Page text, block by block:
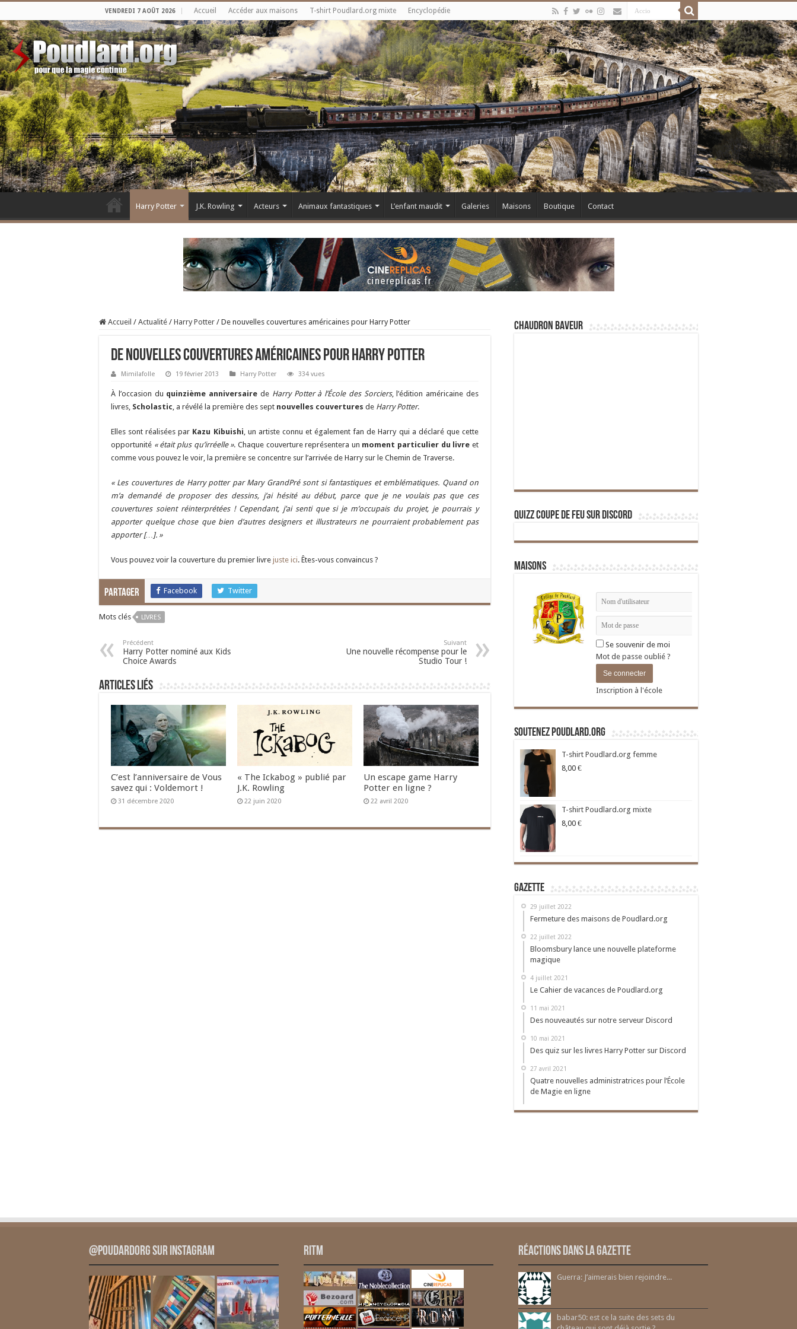
VENDREDI 7 AOÛT 2026 Accueil Accéder aux maisons T-shirt Poudlard.org mixte Encyclopédie
Harry Potter J.K. Rowling Acteurs Animaux fantastiques L’enfant maudit Galeries Maisons Boutique Contact
Accueil / Actualité / Harry Potter / De nouvelles couvertures américaines pour Harry Potter
De nouvelles couvertures américaines pour Harry Potter
Mimilafolle 19 février 2013 Harry Potter 334 vues
À l’occasion du quinzième anniversaire de Harry Potter à l’École des Sorciers, l’édition américaine des
livres, Scholastic, a révélé la première des sept nouvelles couvertures de Harry Potter.
Elles sont réalisées par Kazu Kibuishi, un artiste connu et également fan de Harry qui a déclaré que cette
opportunité « était plus qu’irréelle ». Chaque couverture représentera un moment particulier du livre et
comme vous pouvez le voir, la première se concentre sur l’arrivée de Harry sur le Chemin de Traverse.
« Les couvertures de Harry potter par Mary GrandPré sont si fantastiques et emblématiques. Quand on
m’a demandé de proposer des dessins, j’ai hésité au début, parce que je ne voulais pas que ces
couvertures soient réinterprétées ! Cependant, j’ai senti que si je m’occupais du projet, je pourrais y
apporter quelque chose que bien d’autres designers et illustrateurs ne pourraient probablement pas
apporter […]. »
Vous pouvez voir la couverture du premier livre juste ici. Êtes-vous convaincus ?
Partager Facebook Twitter
Mots clés LIVRES
Précédent
Harry Potter nominé aux Kids
Choice Awards
Suivant
Une nouvelle récompense pour le
Studio Tour !
Articles liés
C’est l’anniversaire de Vous
savez qui : Voldemort !
31 décembre 2020
« The Ickabog » publié par
J.K. Rowling
22 juin 2020
Un escape game Harry
Potter en ligne ?
22 avril 2020
Chaudron Baveur
Quizz Coupe de Feu sur Discord
Maisons
Se souvenir de moi
Mot de passe oublié ?
Inscription à l'école
Soutenez Poudlard.org
T-shirt Poudlard.org femme
8,00 €
T-shirt Poudlard.org mixte
8,00 €
Gazette
29 juillet 2022
Fermeture des maisons de Poudlard.org
22 juillet 2022
Bloomsbury lance une nouvelle plateforme
magique
4 juillet 2021
Le Cahier de vacances de Poudlard.org
11 mai 2021
Des nouveautés sur notre serveur Discord
10 mai 2021
Des quiz sur les livres Harry Potter sur Discord
27 avril 2021
Quatre nouvelles administratrices pour l’École
de Magie en ligne
@PoudardOrg sur Instagram RITM Réactions dans la gazette
Guerra: J’aimerais bien rejoindre...
babar50: est ce la suite des sets du